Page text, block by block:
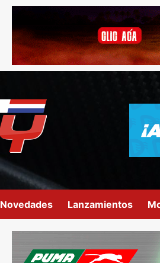
Novedades Lanzamientos